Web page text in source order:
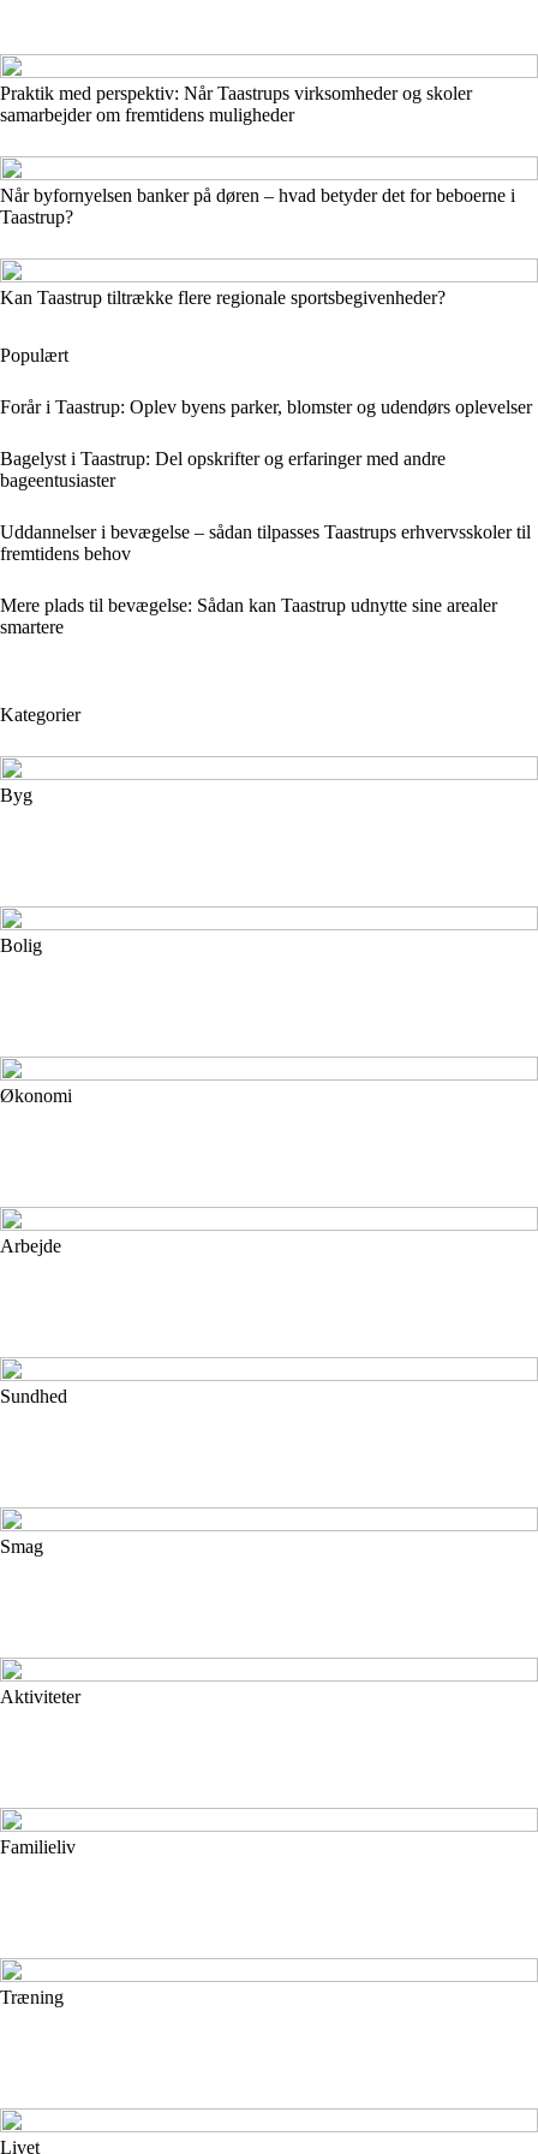
Praktik med perspektiv: Når Taastrups virksomheder og skoler
samarbejder om fremtidens muligheder
Når byfornyelsen banker på døren – hvad betyder det for beboerne i
Taastrup?
Kan Taastrup tiltrække flere regionale sportsbegivenheder?
Populært
Forår i Taastrup: Oplev byens parker, blomster og udendørs oplevelser
Bagelyst i Taastrup: Del opskrifter og erfaringer med andre
bageentusiaster
Uddannelser i bevægelse – sådan tilpasses Taastrups erhvervsskoler til
fremtidens behov
Mere plads til bevægelse: Sådan kan Taastrup udnytte sine arealer
smartere
Kategorier
Byg
Bolig
Økonomi
Arbejde
Sundhed
Smag
Aktiviteter
Familieliv
Træning
Livet